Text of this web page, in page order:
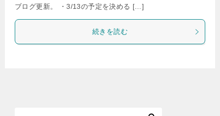
ブログ更新。 ・3/13の予定を決める […]
続きを読む